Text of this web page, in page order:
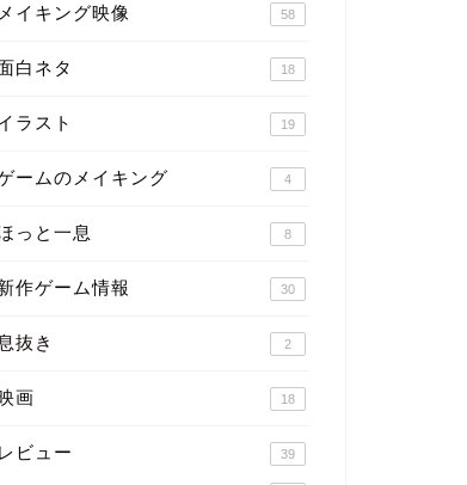
メイキング映像 58
白ネタ 18
ラスト 19
ームのメイキング 4
っと一息 8
作ゲーム情報 30
抜き 2
画 18
レビュー 39